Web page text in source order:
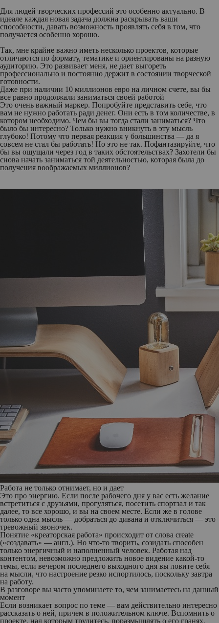
Для людей творческих профессий это особенно актуально. В
идеале каждая новая задача должна раскрывать ваши
способности, давать возможность проявлять себя в том, что
получается особенно хорошо.
Так, мне крайне важно иметь несколько проектов, которые
отличаются по формату, тематике и ориентированы на разную
аудиторию. Это развивает меня, не дает выгореть
профессионально и постоянно держит в состоянии творческой
готовности.
Даже при наличии 10 миллионов евро на личном счете, вы бы
все равно продолжали заниматься своей работой
Это очень важный маркер. Попробуйте представить себе, что
вам не нужно работать ради денег. Они есть в том количестве, в
котором необходимо. Чем бы вы тогда стали заниматься? Что
было бы интересно? Только нужно вникнуть в эту мысль
глубоко! Потому что первая реакция у большинства — да я
совсем не стал бы работать! Но это не так. Пофантазируйте, что
бы вы ощущали через год в таких обстоятельствах? Захотели бы
снова начать заниматься той деятельностью, которая была до
получения воображаемых миллионов?
Работа не только отнимает, но и дает
Это про энергию. Если после рабочего дня у вас есть желание
встретиться с друзьями, прогуляться, посетить спортзал и так
далее, то все хорошо, и вы на своем месте. Если же в голове
только одна мысль — добраться до дивана и отключиться — это
тревожный звоночек.
Понятие «креаторская работа» происходит от слова create
(«создавать» — англ.). Но что-то творить, созидать способен
только энергичный и наполненный человек. Работая над
контентом, невозможно предложить новое видение какой-то
темы, если вечером последнего выходного дня вы ловите себя
на мысли, что настроение резко испортилось, поскольку завтра
на работу.
В разговоре вы часто упоминаете то, чем занимаетесь на данный
момент
Если возникает вопрос по теме — вам действительно интересно
рассказать о ней, причем в положительном ключе. Вспомнить о
проекте, над которым трудитесь, поразмышлять о его гранях,